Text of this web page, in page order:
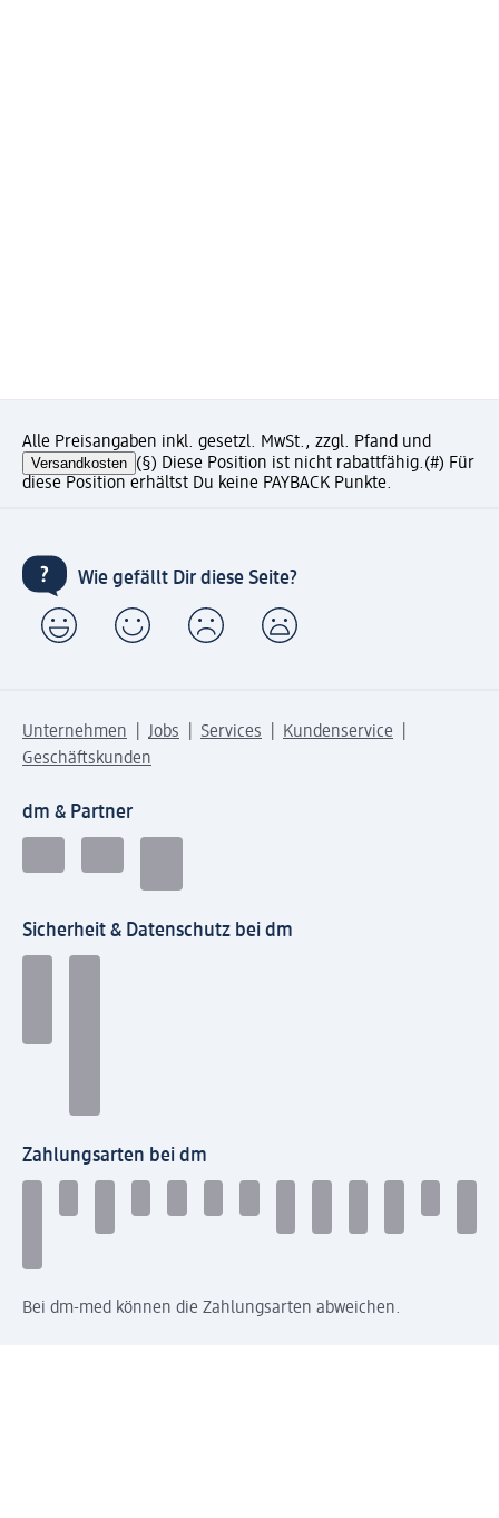
Alle Preisangaben inkl. gesetzl. MwSt., zzgl. Pfand und
Versandkosten (§) Diese Position ist nicht rabattfähig.(#) Für
diese Position erhältst Du keine PAYBACK Punkte.
Wie gefällt Dir diese Seite?
Unternehmen Jobs Services
Kundenservice
Geschäftskunden
dm & Partner
Sicherheit & Datenschutz bei dm
Zahlungsarten bei dm
Bei dm-med können die Zahlungsarten abweichen.